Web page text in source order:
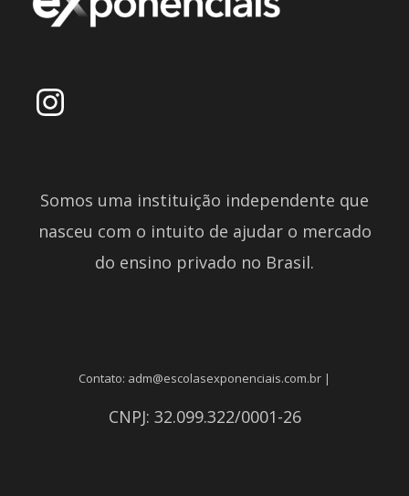
Somos uma instituição independente que
nasceu com o intuito de ajudar o mercado
do ensino privado no Brasil.
Contato: adm@escolasexponenciais.com.br |
CNPJ: 32.099.322/0001-26